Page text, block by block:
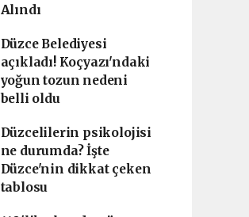
Alındı
Düzce Belediyesi
açıkladı! Koçyazı'ndaki
yoğun tozun nedeni
belli oldu
Düzcelilerin psikolojisi
ne durumda? İşte
Düzce'nin dikkat çeken
tablosu